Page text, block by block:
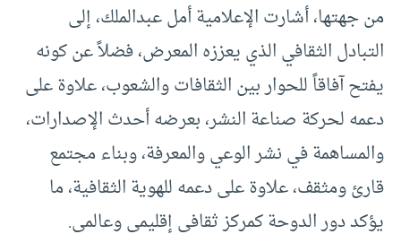
من جهتها، أشارت الإعلامية أمل عبدالملك، إلى
التبادل الثقافي الذي يعززه المعرض، فضلاً عن كونه
يفتح آفاقاً للحوار بين الثقافات والشعوب، علاوة على
دعمه لحركة صناعة النشر، بعرضه أحدث الإصدارات،
والمساهمة في نشر الوعي والمعرفة، وبناء مجتمع
قارئ ومثقف، علاوة على دعمه للهوية الثقافية، ما
يؤكد دور الدوحة كمركز ثقافي إقليمي وعالمي.